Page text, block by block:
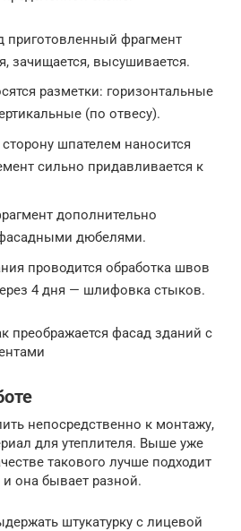
приготовленный фрагмент
зачищается, высушивается.
разметки: горизонтальные
(по отвесу).
шпателем наносится
сильно придавливается к
дополнительно
дюбелями.
проводится обработка швов
4 дня — шлифовка стыков.
преображается фасад зданий с
непосредственно к монтажу,
для утеплителя. Выше уже
такового лучше подходит
она бывает разной.
штукатурку с лицевой